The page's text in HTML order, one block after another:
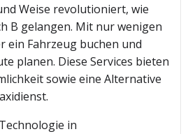
Weise revolutioniert, wie
B gelangen. Mit nur wenigen
ein Fahrzeug buchen und
planen. Diese Services bieten
sowie eine Alternative
in